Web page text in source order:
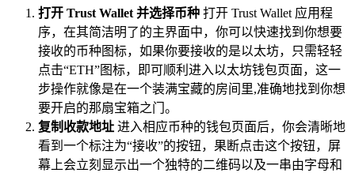
打开 Trust Wallet 并选择币种 打开 Trust Wallet 应用程
序，在其简洁明了的主界面中，你可以快速找到你想要
接收的币种图标，如果你要接收的是以太坊，只需轻轻
点击“ETH”图标，即可顺利进入以太坊钱包页面，这一
步操作就像是在一个装满宝藏的房间里,准确地找到你想
要开启的那扇宝箱之门。
复制收款地址 进入相应币种的钱包页面后，你会清晰地
看到一个标注为“接收”的按钮，果断点击这个按钮，屏
幕上会立刻显示出一个独特的二维码以及一串由字母和